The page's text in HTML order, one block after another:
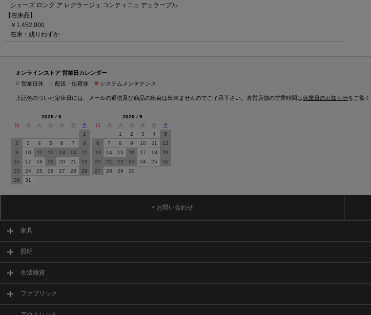
シェーズ ロング ア レグラージュ コンティニュ デュラーブル
【在庫品】
￥1,452,000
在庫：残りわずか
オンラインストア 営業日カレンダー
営業日休 配送・出荷休 ■ システムメンテナンス
上記色のついた定休日には、メールの返信及び商品の出荷は出来ませんのでご了承下さい。直営店舗の営業時間は休業日のお知らせをご覧く
2026 / 8
日
月 火 水 木 金
土
1
2
3 4 5 6 7
8
9
10 11 12 13 14
15
16
17 18 19 20 21
22
23
24 25 26 27 28
29
30
31
2026 / 9
日
月 火 水 木 金
土
1
2 3 4
5
6
7 8 9 10 11
12
13
14 15 16 17 18
19
20
21 22 23 24 25
26
27
28 29 30
> お問い合わせ
家具
照明
生活雑貨
ファブリック